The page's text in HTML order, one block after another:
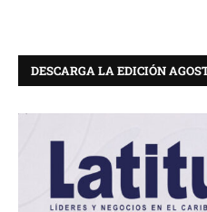
DESCARGA LA EDICIÓN